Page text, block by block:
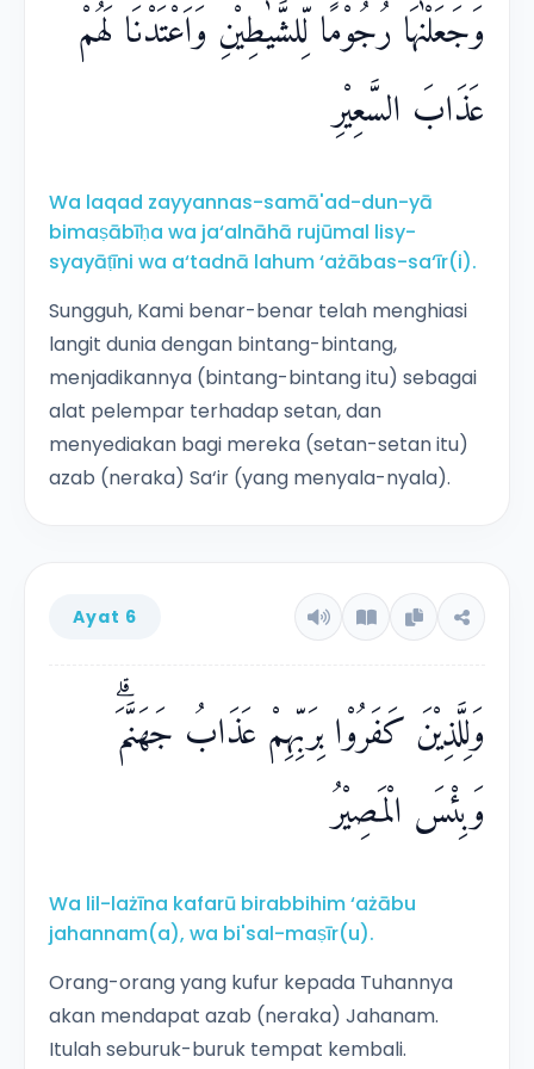
وَجَعَلْنٰهَا رُجُوْمًا لِّلشَّيٰطِيْنِ وَاَعْتَدْنَا لَهُمْ
عَذَابَ السَّعِيْرِ
Wa laqad zayyannas-samā'ad-dun-yā
bimaṣābīḥa wa ja‘alnāhā rujūmal lisy-
syayāṭīni wa a‘tadnā lahum ‘ażābas-sa‘īr(i).
Sungguh, Kami benar-benar telah menghiasi
langit dunia dengan bintang-bintang,
menjadikannya (bintang-bintang itu) sebagai
alat pelempar terhadap setan, dan
menyediakan bagi mereka (setan-setan itu)
azab (neraka) Sa‘ir (yang menyala-nyala).
Ayat 6
وَلِلَّذِيْنَ كَفَرُوْا بِرَبِّهِمْ عَذَابُ جَهَنَّمَۗ
وَبِئْسَ الْمَصِيْرُ
Wa lil-lażīna kafarū birabbihim ‘ażābu
jahannam(a), wa bi'sal-maṣīr(u).
Orang-orang yang kufur kepada Tuhannya
akan mendapat azab (neraka) Jahanam.
Itulah seburuk-buruk tempat kembali.